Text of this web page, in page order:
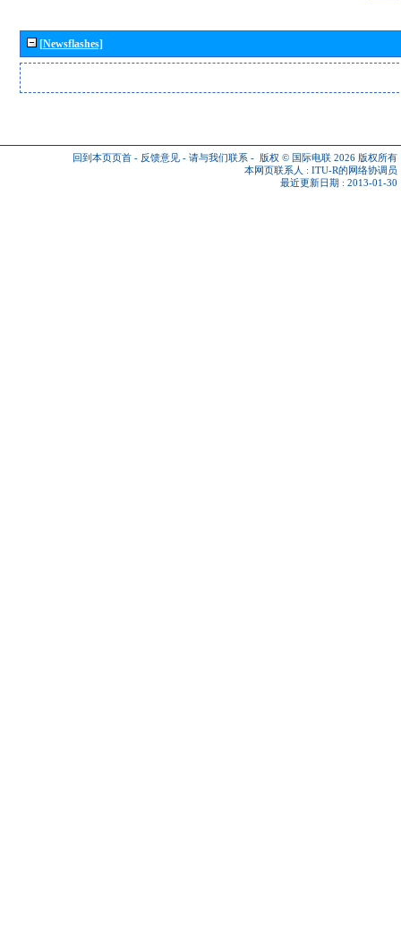
[Newsflashes]
回到本页页首 - 反馈意见 - 请与我们联系 - 版权 © 国际电联 2026 版权所有
本网页联系人 : ITU-R的网络协调员
最近更新日期 : 2013-01-30